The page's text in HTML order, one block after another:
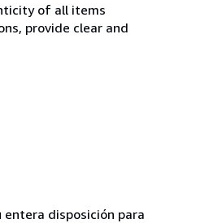
of all items
provide clear and
entera disposición para